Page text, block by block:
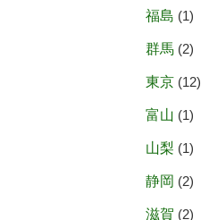
福島 (1)
群馬 (2)
東京 (12)
富山 (1)
山梨 (1)
静岡 (2)
滋賀 (2)